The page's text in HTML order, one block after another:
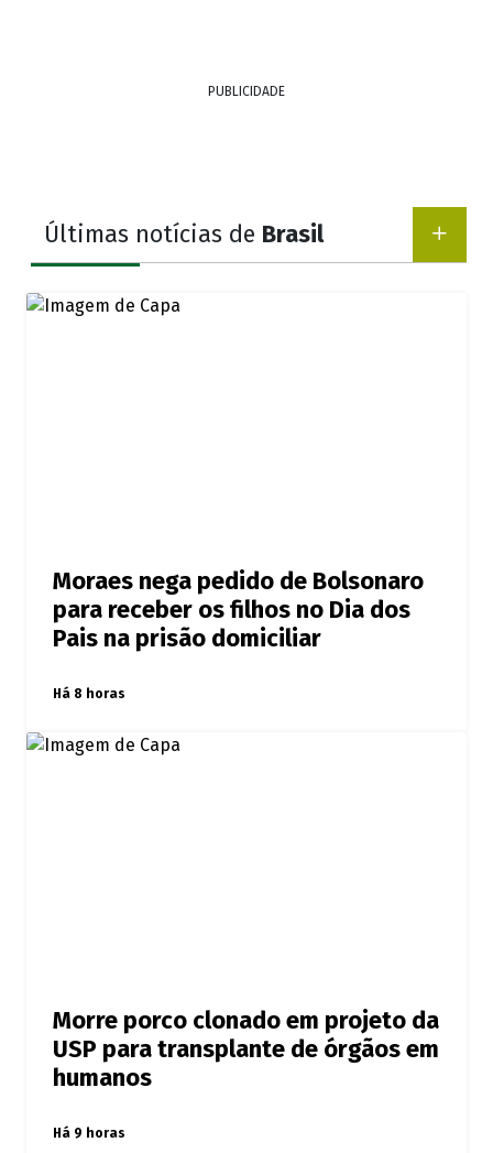
PUBLICIDADE
Últimas notícias de Brasil
Moraes nega pedido de Bolsonaro
para receber os filhos no Dia dos
Pais na prisão domiciliar
Há 8 horas
Morre porco clonado em projeto da
USP para transplante de órgãos em
humanos
Há 9 horas